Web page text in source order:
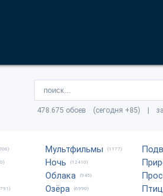
478.675 обоев (сегодня +85) | за
Мультфильмы (1177)
Ночь (12410)
Облака (945)
Озёра (6990)